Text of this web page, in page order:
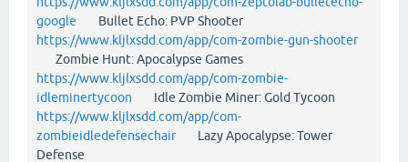
google Bullet Echo: PVP Shooter
https://www.kljlxsdd.com/app/com-zombie-gun-shooter
Zombie Hunt: Apocalypse Games
https://www.kljlxsdd.com/app/com-zombie-
idleminertycoon Idle Zombie Miner: Gold Tycoon
https://www.kljlxsdd.com/app/com-
zombieidledefensechairLazy Apocalypse: Tower
Defense